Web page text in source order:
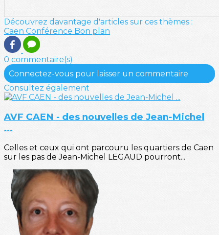
Découvrez davantage d'articles sur ces thèmes :
Caen Conférence Bon plan
0 commentaire(s)
Connectez-vous pour laisser un commentaire
Consultez également
AVF CAEN - des nouvelles de Jean-Michel
...
Celles et ceux qui ont parcouru les quartiers de Caen
sur les pas de Jean-Michel LEGAUD pourront...